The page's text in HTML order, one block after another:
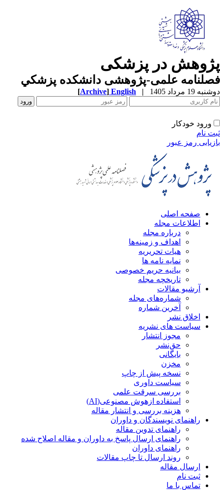
در پزشکی
علمی-پژوهشی دانشکده پزشکي
19 مرداد 1405 |
English
[Archive]
ورود خودکار
نام
رمز عبور
صفحه اصلی
اطلاعات مجله
درباره مجله
اهداف و زمینه‌ها
هیات تحریریه
نمایه نامه ها
بیانیه حریم خصوصی
تاریخچه مجله
آرشیو مقالات
شماره‌های مجله
آخرین شماره
اخلاق نشر
سیاست های نشریه
مجوز انتشار
حق‌نشر
بایگانی
مخزن
نسخه پیش از چاپ
سیاست داوری
بررسی سرقت علمی
استفاده ازهوش مصنوعی(AI)
هزینه بررسی و انتشار مقاله
راهنمای نویسندگان و داوران
راهنمای تدوین مقاله
راهنمای ارسال پاسخ به داوران و مقاله اصلاح شده
راهنمای داوران
روند ارسال تا چاپ مقالات
ارسال مقاله
ثبت نام
تماس با ما